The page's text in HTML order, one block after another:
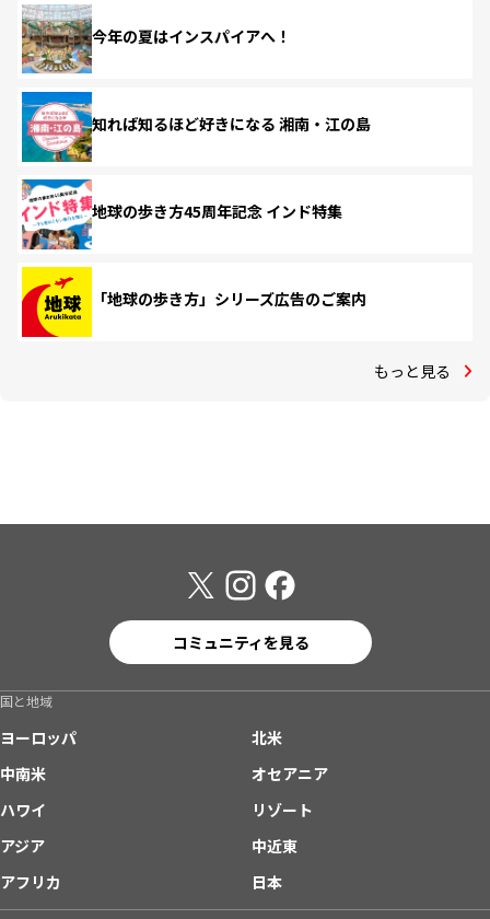
今年の夏はインスパイアへ！
知れば知るほど好きになる 湘南・江の島
地球の歩き方45周年記念 インド特集
「地球の歩き方」シリーズ広告のご案内
もっと見る
コミュニティを見る
国と地域
ヨーロッパ
北米
中南米
オセアニア
ハワイ
リゾート
アジア
中近東
アフリカ
日本